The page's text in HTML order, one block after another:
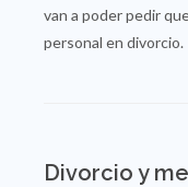
van a poder pedir
personal en divorcio.
Divorcio y